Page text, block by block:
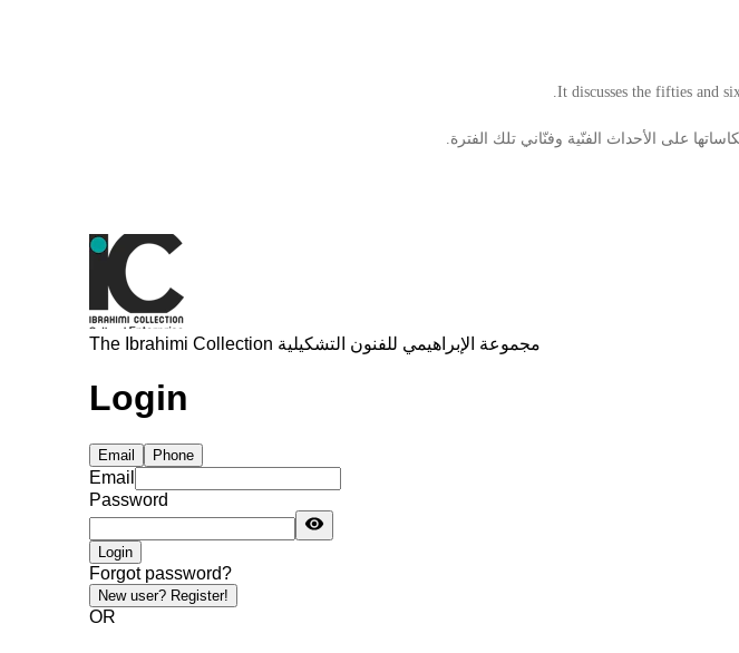
It discusses the fifties and
على الأحداث الفنّية وفنّاني تلك الفترة.